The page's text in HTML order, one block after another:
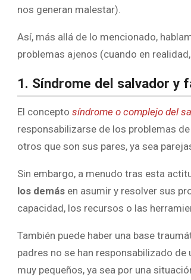
nos generan malestar).
Así, más allá de lo mencionado,
problemas ajenos (cuando en
1. Síndrome del salvador y
El concepto síndrome o complejo del
responsabilizarse de los problemas
otros que son sus pares, ya sea
Sin embargo, a menudo tras esta
los demás en asumir y resolver sus
capacidad, los recursos o las
También puede haber una base
padres no se han responsabilizado
muy pequeños, ya sea por una